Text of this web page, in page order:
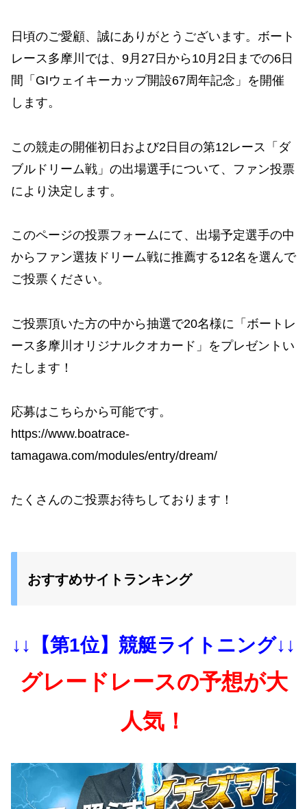
日頃のご愛顧、誠にありがとうございます。ボート
レース多摩川では、9月27日から10月2日までの6日
間「GIウェイキーカップ開設67周年記念」を開催
します。
この競走の開催初日および2日目の第12レース「ダ
ブルドリーム戦」の出場選手について、ファン投票
により決定します。
このページの投票フォームにて、出場予定選手の中
からファン選抜ドリーム戦に推薦する12名を選んで
ご投票ください。
ご投票頂いた方の中から抽選で20名様に「ボートレ
ース多摩川オリジナルクオカード」をプレゼントい
たします！
応募はこちらから可能です。
https://www.boatrace-
tamagawa.com/modules/entry/dream/
たくさんのご投票お待ちしております！
おすすめサイトランキング
↓↓【第1位】競艇ライトニング↓↓
グレードレースの予想が大
人気！